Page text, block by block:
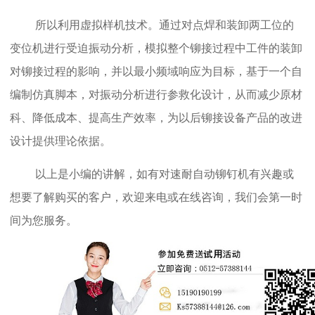
所以利用虚拟样机技术。通过对点焊和装卸两工位的
变位机进行受迫振动分析，模拟整个铆接过程中工件的装卸
对铆接过程的影响，并以最小频域响应为目标，基于一个自
编制仿真脚本，对振动分析进行参救化设计，从而减少原材
科、降低成本、提高生产效率，为以后铆接设备产品的改进
设计提供理论依据。
以上是小编的讲解，如有对速耐自动铆钉机有兴趣或
想要了解购买的客户，欢迎来电或在线咨询，我们会第一时
间为您服务。